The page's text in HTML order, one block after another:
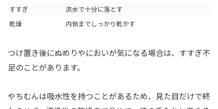
すすぎ
流水で十分に落とす
乾燥
内側までしっかり乾かす
つけ置き後にぬめりやにおいが気になる場合は、すすぎ不
足のことがあります。
やちむんは吸水性を持つことがあるため、見た目だけで終